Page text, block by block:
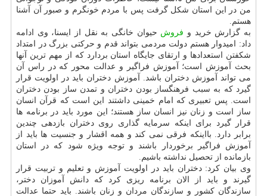
من در این استان شکل گرفت پس با مردم خونگرم و صبور آن آشنا
هستم.
به گزارش خرید و فروش حیوان خانگی به نقل از ایسنا، وی ادامه
داد: امیدوار هستم دولت مردمی بتواند قدم و حرکتی بزرگ در امتداد
شکفتن استعدادها و ارتقای جایگاه استان بردارد که از مهم ترین آنها
بحث آموزش است؛ آموزش فراگیر و عدالت محور که در راس آن
می تواند آموزش دختران باشد. آموزش دختران باید در اولویت قرار
گیرد که به سبب فرهنگساز بودن دختران و تمدن ساز بودن دختران
است. پس تعبیری که امام خمینی داشتند این است که قرآن انسان
ساز است و زنان نیز انسان ساز هستند؛ این مورد باید در برنامه ها
قرار گیرد برای اینکه سرمایه گذاری روی دختران بازدهی چندین
برابر دارد. بااینکه فرقی نمی کند و همه اقشار و جنسیت ها باید از
آموزش فراگیر برخوردار باشند و توجه ویژه شود که در استان
بازمانده از تحصیل نداشته باشیم.
وی بیان کرد: دختران باید در اولویت آموزش و تعلیم و تربیت قرار
گیرند و باید از الان برنامه ریزی کرد که دانش آموزان دختر،
سازندگان کشور و سازندگان مردان و زنان باشند. باید حتما عدالت